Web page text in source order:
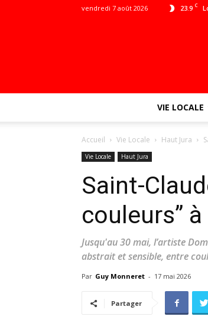
23.9 C
vendredi 7 août 2026
VIE LOCALE
Accueil Vie Locale Haut Jura
Vie Locale Haut Jura
Saint-
couleurs”
Jusqu'au 30 mai, l’artiste
abstrait et sensible, entre
Par Guy Monneret - 17 mai 2026
Partager